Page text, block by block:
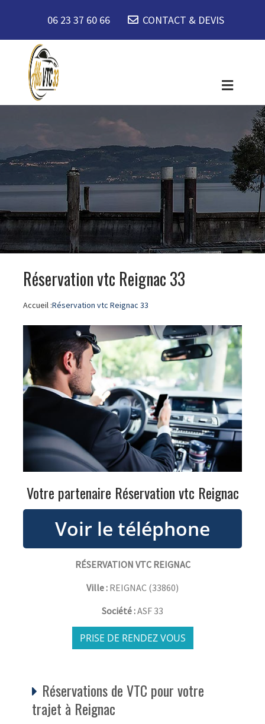
06 23 37 60 66 CONTACT & DEVIS
Réservation vtc Reignac 33
Accueil :Réservation vtc Reignac 33
Votre partenaire Réservation vtc Reignac
RÉSERVATION VTC REIGNAC
Ville : REIGNAC (33860)
Société :ASF 33
PRISE DE RENDEZ VOUS
Réservations de VTC pour votre
trajet à Reignac